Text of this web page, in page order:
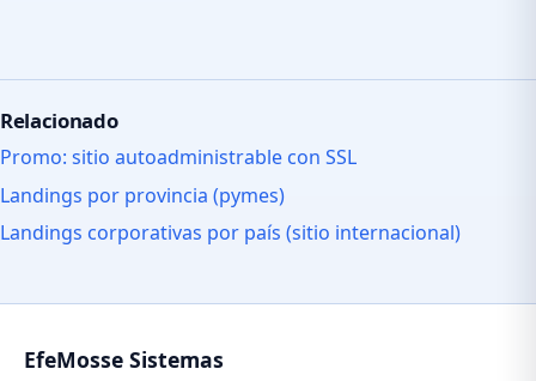
Relacionado
Promo: sitio autoadministrable con SSL
Landings por provincia (pymes)
Landings corporativas por país (sitio internacional)
EfeMosse Sistemas